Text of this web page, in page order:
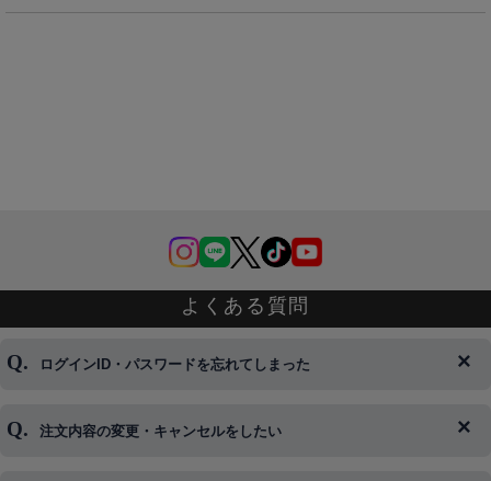
よくある質問
ログインID・パスワードを忘れてしまった
◆下記ページより、ログインIDの変更が可能です。
注文内容の変更・キャンセルをしたい